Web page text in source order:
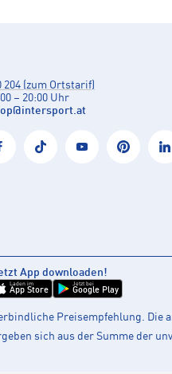
204 (zum Ortstarif)
– 20:00 Uhr
@intersport.at
App downloaden!
Laden im
App Store
Jetzt bei
Google Play
Preisempfehlung. Die
sich aus der Summe der